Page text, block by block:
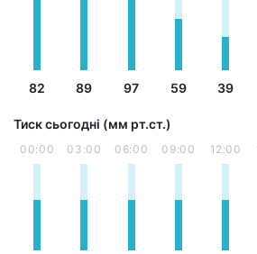
82 89 97 59 39
Тиск сьогодні (мм рт.ст.)
00:00 03:00 06:00 09:00 12:00